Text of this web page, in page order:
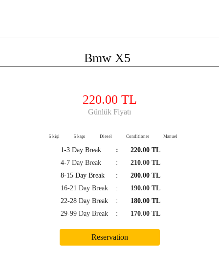
Bmw X5
220.00 TL
Günlük Fiyatı
5 kişi 5 kapı Diesel Conditioner Manuel
1-3 Day Break :
220.00 TL
4-7 Day Break
:
210.00 TL
8-15 Day Break
:
200.00 TL
16-21 Day Break
:
190.00 TL
22-28 Day Break
:
180.00 TL
29-99 Day Break
: 170.00 TL